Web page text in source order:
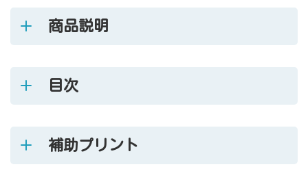
商品説明
目次
補助プリント